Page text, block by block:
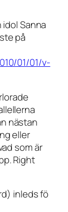
Sanna
på
01/01/v-
nästan
eller
som är
Right
inleds fö